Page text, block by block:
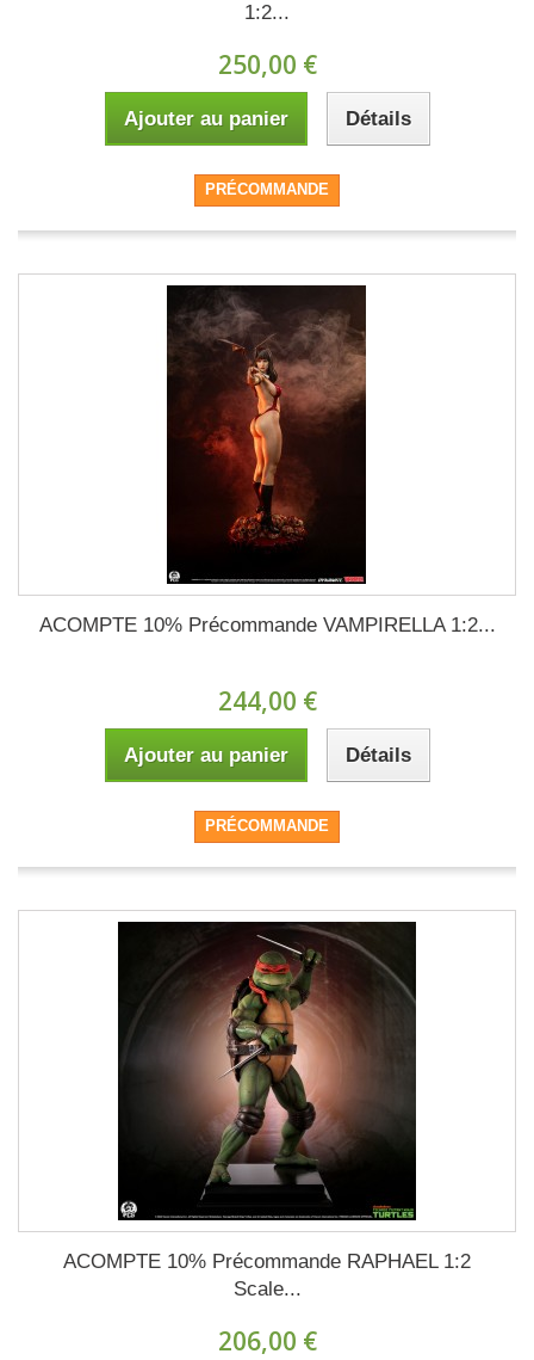
1:2...
250,00 €
Ajouter au panier Détails
PRÉCOMMANDE
ACOMPTE 10% Précommande VAMPIRELLA 1:2...
244,00 €
Ajouter au panier Détails
PRÉCOMMANDE
ACOMPTE 10% Précommande RAPHAEL 1:2
Scale...
206,00 €